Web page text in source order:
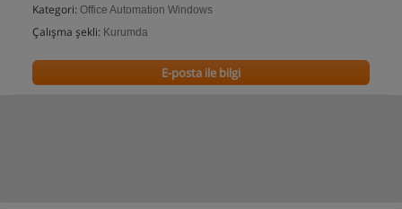
Kategori: Office Automation Windows
Çalışma şekli: Kurumda
E-posta ile bilgi